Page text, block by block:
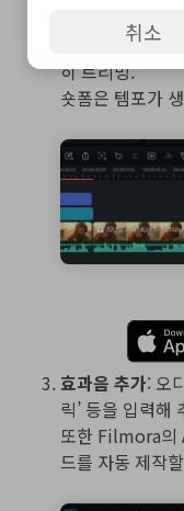
불필요 부분 컷
히 트리밍.
숏폼은 템포가
효과음 추가: 오
릭’ 등을 입력해
또한 Filmora의
드를 자동 제작
취소